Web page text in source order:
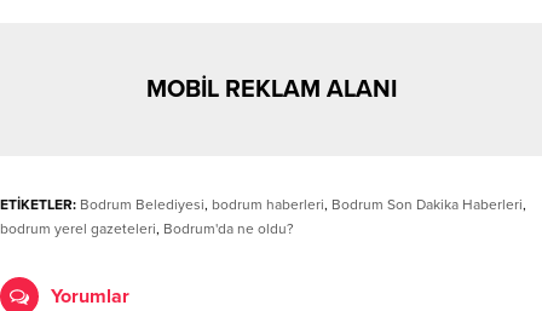
MOBİL REKLAM ALANI
ETİKETLER: Bodrum Belediyesi, bodrum haberleri, Bodrum Son Dakika Haberleri,
bodrum yerel gazeteleri, Bodrum'da ne oldu?
Yorumlar